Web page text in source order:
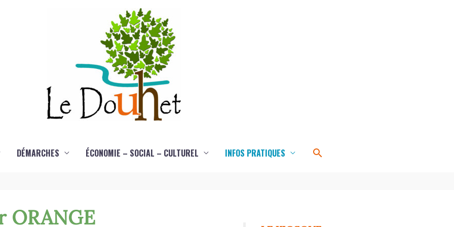
DÉMARCHES ÉCONOMIE – SOCIAL – CULTUREL INFOS PRATIQUES Rechercher
ORANGE